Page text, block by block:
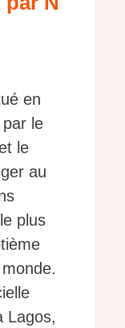
en
par le
le
au
plus
Lagos,